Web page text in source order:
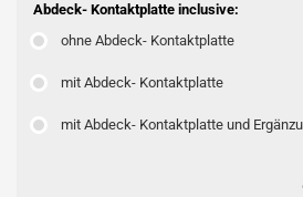
Abdeck- Kontaktplatte inclusive:
ohne Abdeck- Kontaktplatte
mit Abdeck- Kontaktplatte
mit Abdeck- Kontaktplatte und